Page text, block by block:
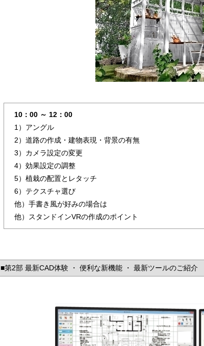
10：00 ～ 12：00
1）アングル
2）道路の作成・建物表現・背景の有無
3）カメラ設定の変更
4）効果設定の調整
5）植栽の配置とレタッチ
6）テクスチャ選び
他）手書き風が好みの場合は
他）スタンドインVRの作成のポイント
■第2部 最新CAD体験 ・ 便利な新機能 ・ 最新ツールのご紹介